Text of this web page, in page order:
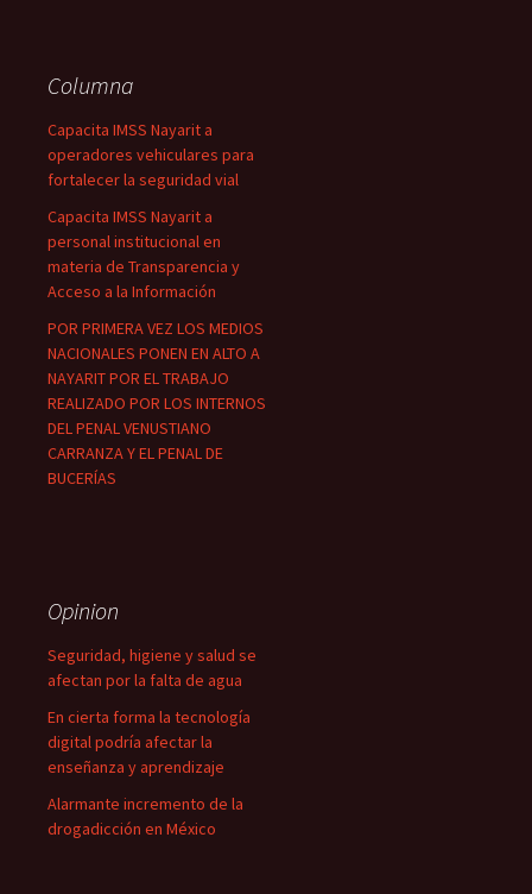
Columna
Capacita IMSS Nayarit a
operadores vehiculares para
fortalecer la seguridad vial
Capacita IMSS Nayarit a
personal institucional en
materia de Transparencia y
Acceso a la Información
POR PRIMERA VEZ LOS MEDIOS
NACIONALES PONEN EN ALTO A
NAYARIT POR EL TRABAJO
REALIZADO POR LOS INTERNOS
DEL PENAL VENUSTIANO
CARRANZA Y EL PENAL DE
BUCERÍAS
Opinion
Seguridad, higiene y salud se
afectan por la falta de agua
En cierta forma la tecnología
digital podría afectar la
enseñanza y aprendizaje
Alarmante incremento de la
drogadicción en México